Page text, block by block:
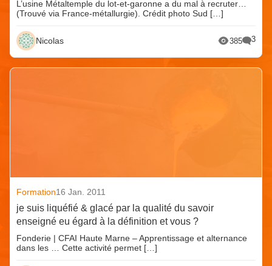
L’usine Métaltemple du lot-et-garonne a du mal à recruter…
(Trouvé via France-métallurgie). Crédit photo Sud […]
Nicolas 385 3
Formation16 Jan. 2011
je suis liquéfié & glacé par la qualité du savoir
enseigné eu égard à la définition et vous ?
Fonderie | CFAI Haute Marne – Apprentissage et alternance
dans les … Cette activité permet […]